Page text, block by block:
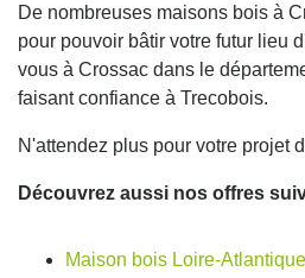
De nombreuses maisons bois à
pour pouvoir bâtir votre futur lieu
vous à Crossac dans le
faisant confiance à Trecobois.
N'attendez plus pour votre projet
Découvrez aussi nos offres
Maison bois Loire-Atlantique